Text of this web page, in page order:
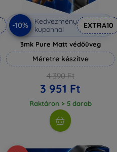
-10%
Kedvezmény
kuponnal
EXTRA10
3mk Pure Matt védőüveg
Méretre készítve
4 390 Ft
3 951 Ft
Raktáron > 5 darab